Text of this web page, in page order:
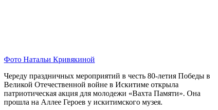
Фото Натальи Кривякиной
Череду праздничных мероприятий в честь 80-летия Победы в
Великой Отечественной войне в Искитиме открыла
патриотическая акция для молодежи «Вахта Памяти». Она
прошла на Аллее Героев у искитимского музея.